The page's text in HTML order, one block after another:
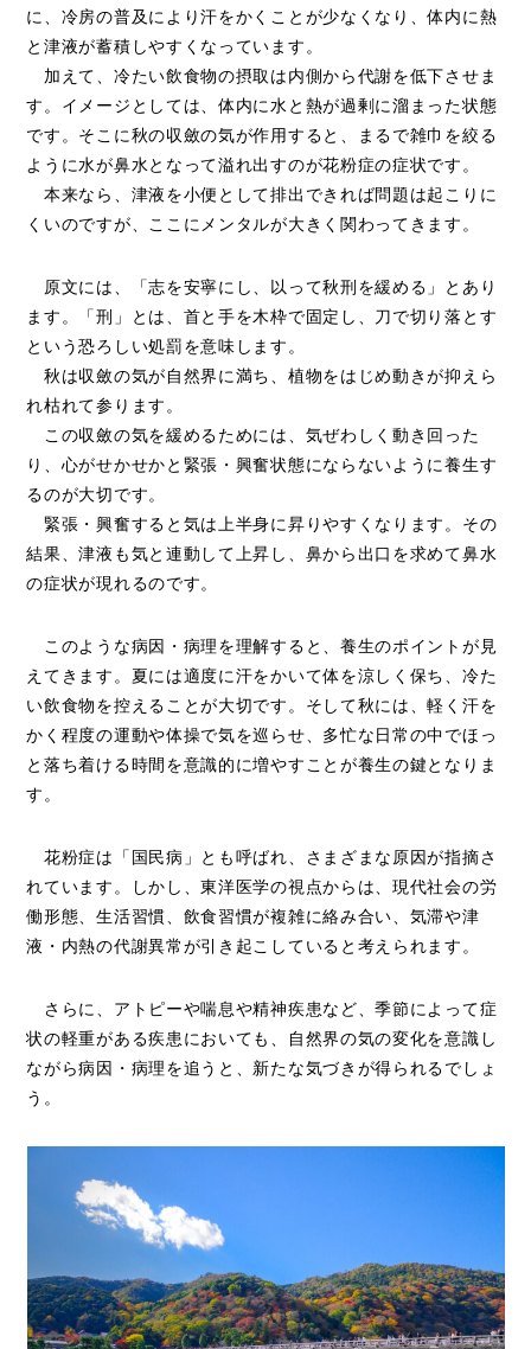
に、冷房の普及により汗をかくことが少なくなり、体内に熱
と津液が蓄積しやすくなっています。
加えて、冷たい飲食物の摂取は内側から代謝を低下させま
す。イメージとしては、体内に水と熱が過剰に溜まった状態
です。そこに秋の収斂の気が作用すると、まるで雑巾を絞る
ように水が鼻水となって溢れ出すのが花粉症の症状です。
本来なら、津液を小便として排出できれば問題は起こりに
くいのですが、ここにメンタルが大きく関わってきます。
原文には、「志を安寧にし、以って秋刑を緩める」とあり
ます。「刑」とは、首と手を木枠で固定し、刀で切り落とす
という恐ろしい処罰を意味します。
秋は収斂の気が自然界に満ち、植物をはじめ動きが抑えら
れ枯れて参ります。
この収斂の気を緩めるためには、気ぜわしく動き回った
り、心がせかせかと緊張・興奮状態にならないように養生す
るのが大切です。
緊張・興奮すると気は上半身に昇りやすくなります。その
結果、津液も気と連動して上昇し、鼻から出口を求めて鼻水
の症状が現れるのです。
このような病因・病理を理解すると、養生のポイントが見
えてきます。夏には適度に汗をかいて体を涼しく保ち、冷た
い飲食物を控えることが大切です。そして秋には、軽く汗を
かく程度の運動や体操で気を巡らせ、多忙な日常の中でほっ
と落ち着ける時間を意識的に増やすことが養生の鍵となりま
す。
花粉症は「国民病」とも呼ばれ、さまざまな原因が指摘さ
れています。しかし、東洋医学の視点からは、現代社会の労
働形態、生活習慣、飲食習慣が複雑に絡み合い、気滞や津
液・内熱の代謝異常が引き起こしていると考えられます。
さらに、アトピーや喘息や精神疾患など、季節によって症
状の軽重がある疾患においても、自然界の気の変化を意識し
ながら病因・病理を追うと、新たな気づきが得られるでしょ
う。